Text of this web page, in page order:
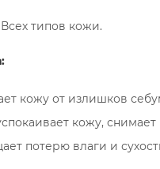
Всех типов кожи.
кожу от излишков
кожу, снимает
потерю влаги и